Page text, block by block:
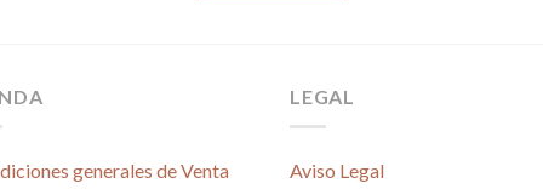
generales de Venta
LEGAL
Aviso Legal